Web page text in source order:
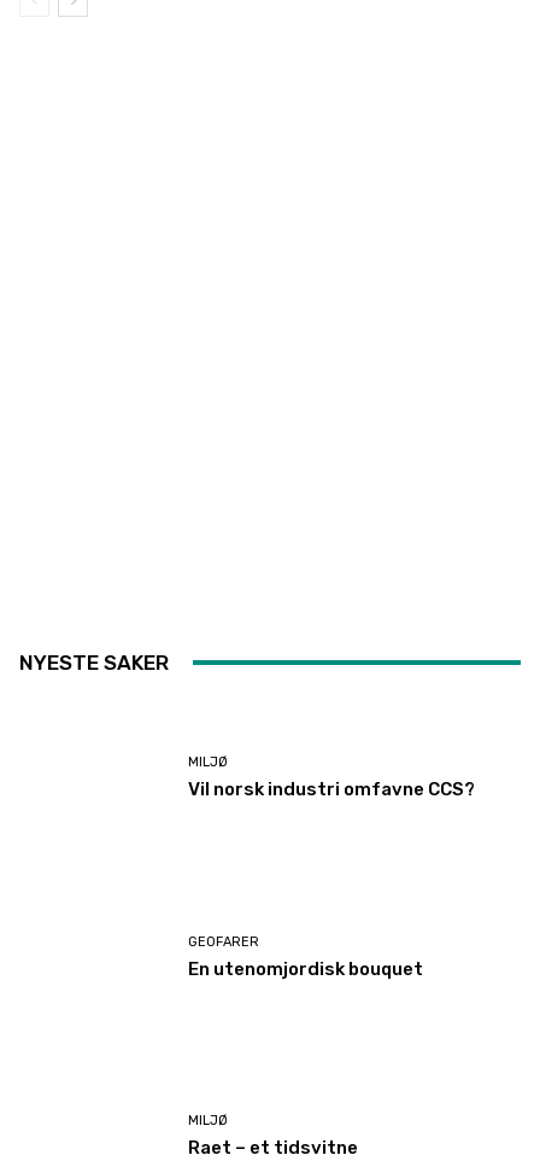
NYESTE SAKER
MILJØ
Vil norsk industri omfavne CCS?
GEOFARER
En utenomjordisk bouquet
MILJØ
Raet – et tidsvitne